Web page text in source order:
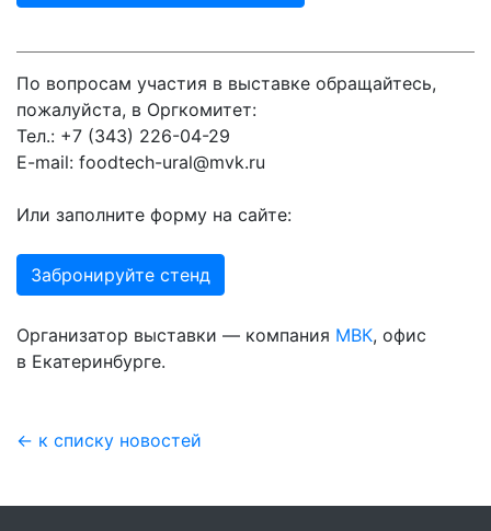
По вопросам участия в выставке обращайтесь,
пожалуйста, в Оргкомитет:
Тел.: +7 (343) 226-04-29
E-mail: foodtech-ural@mvk.ru
Или заполните форму на сайте:
Забронируйте стенд
Организатор выставки — компания МВК, офис
в Екатеринбурге.
← к списку новостей